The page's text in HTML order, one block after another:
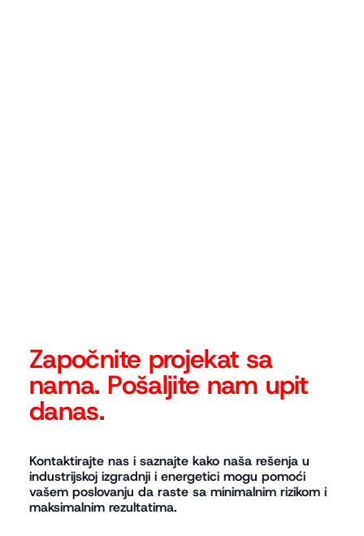
Započnite projekat sa
nama. Pošaljite nam upit
danas.
Kontaktirajte nas i saznajte kako naša rešenja u
industrijskoj izgradnji i energetici mogu pomoći
vašem poslovanju da raste sa minimalnim rizikom i
maksimalnim rezultatima.